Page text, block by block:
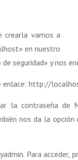
crearla vamos a
en nuestro
seguridad» y nos
enlace: http://
la contraseña de
nos da la
Para acceder,